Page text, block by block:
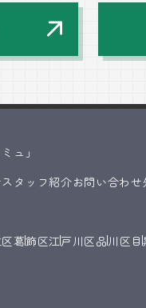
ュ」
スタッフ紹介お問い合わせ
葛飾区江戸川区品川区